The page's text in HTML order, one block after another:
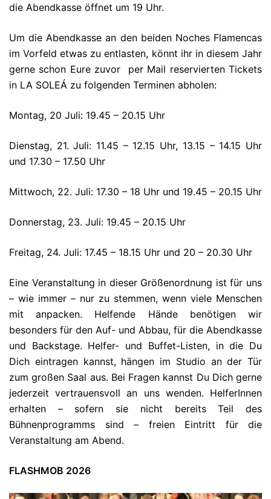
die Abendkasse öffnet um 19 Uhr.
Um die Abendkasse an den beiden Noches Flamencas
im Vorfeld etwas zu entlasten, könnt ihr in diesem Jahr
gerne schon Eure zuvor per Mail reservierten Tickets
in LA SOLEÁ zu folgenden Terminen abholen:
Montag, 20 Juli: 19.45 – 20.15 Uhr
Dienstag, 21. Juli: 11.45 – 12.15 Uhr, 13.15 – 14.15 Uhr
und 17.30 – 17.50 Uhr
Mittwoch, 22. Juli: 17.30 – 18 Uhr und 19.45 – 20.15 Uhr
Donnerstag, 23. Juli: 19.45 – 20.15 Uhr
Freitag, 24. Juli: 17.45 – 18.15 Uhr und 20 – 20.30 Uhr
Eine Veranstaltung in dieser Größenordnung ist für uns
– wie immer – nur zu stemmen, wenn viele Menschen
mit anpacken. Helfende Hände benötigen wir
besonders für den Auf- und Abbau, für die Abendkasse
und Backstage. Helfer- und Buffet-Listen, in die Du
Dich eintragen kannst, hängen im Studio an der Tür
zum großen Saal aus. Bei Fragen kannst Du Dich gerne
jederzeit vertrauensvoll an uns wenden. HelferInnen
erhalten – sofern sie nicht bereits Teil des
Bühnenprogramms sind – freien Eintritt für die
Veranstaltung am Abend.
FLASHMOB 2026